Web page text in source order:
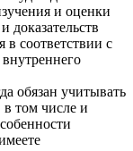
и оценки
доказательств
соответствии с
обязан учитывать
в том числе и